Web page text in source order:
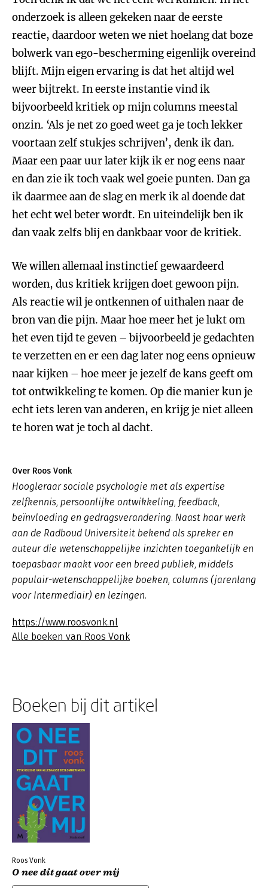
onderzoek is alleen gekeken naar de eerste
reactie, daardoor weten we niet hoelang dat boze
bolwerk van ego-bescherming eigenlijk overeind
blijft. Mijn eigen ervaring is dat het altijd wel
weer bijtrekt. In eerste instantie vind ik
bijvoorbeeld kritiek op mijn columns meestal
onzin. ‘Als je net zo goed weet ga je toch lekker
voortaan zelf stukjes schrijven’, denk ik dan.
Maar een paar uur later kijk ik er nog eens naar
en dan zie ik toch vaak wel goeie punten. Dan ga
ik daarmee aan de slag en merk ik al doende dat
het echt wel beter wordt. En uiteindelijk ben ik
dan vaak zelfs blij en dankbaar voor de kritiek.
We willen allemaal instinctief gewaardeerd
worden, dus kritiek krijgen doet gewoon pijn.
Als reactie wil je ontkennen of uithalen naar de
bron van die pijn. Maar hoe meer het je lukt om
het even tijd te geven – bijvoorbeeld je gedachten
te verzetten en er een dag later nog eens opnieuw
naar kijken – hoe meer je jezelf de kans geeft om
tot ontwikkeling te komen. Op die manier kun je
echt iets leren van anderen, en krijg je niet alleen
te horen wat je toch al dacht.
Over Roos Vonk
Hoogleraar sociale psychologie met als expertise
zelfkennis, persoonlijke ontwikkeling, feedback,
beïnvloeding en gedragsverandering. Naast haar werk
aan de Radboud Universiteit bekend als spreker en
auteur die wetenschappelijke inzichten toegankelijk en
toepasbaar maakt voor een breed publiek, middels
populair-wetenschappelijke boeken, columns (jarenlang
voor Intermediair) en lezingen.
https://www.roosvonk.nl
Alle boeken van Roos Vonk
Boeken bij dit artikel
Roos Vonk
O nee dit gaat over mij